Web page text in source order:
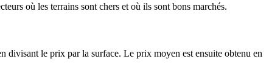
où les terrains sont chers et où ils sont bons marchés.
divisant le prix par la surface. Le prix moyen est ensuite obtenu en